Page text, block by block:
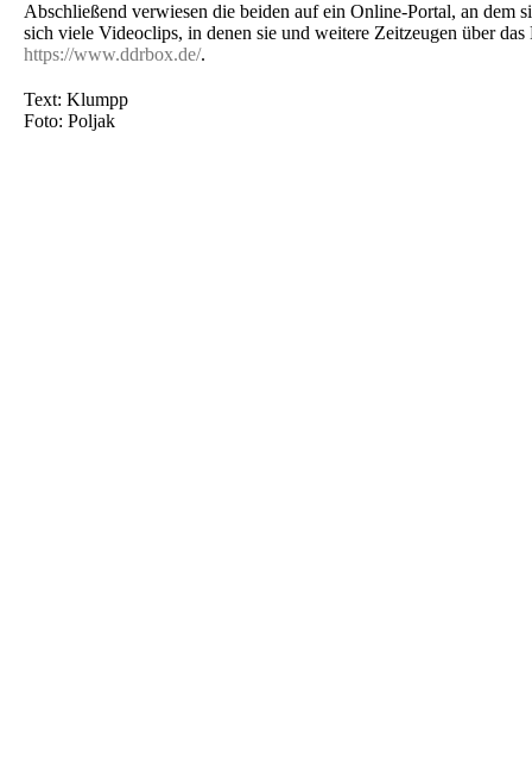
Abschlie­ßend verwie­sen die beiden auf ein Online-Portal, an dem
sich viele Video­clips, in denen sie und weite­re Zeitzeu­gen über
https://www.ddrbox.de/.
Text: Klumpp
Foto: Poljak